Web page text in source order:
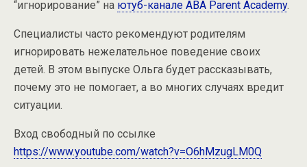
“игнорирование” на ютуб-канале ABA Parent Academy.
Специалисты часто рекомендуют родителям
игнорировать нежелательное поведение своих
детей. В этом выпуске Ольга будет рассказывать,
почему это не помогает, а во многих случаях вредит
ситуации.
Вход свободный по ссылке
https://www.youtube.com/watch?v=O6hMzugLM0Q